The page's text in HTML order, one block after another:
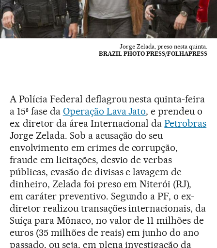
Jorge Zelada, preso nesta quinta.
BRAZIL PHOTO PRESS/FOLHAPRESS
A Polícia Federal deflagrou nesta quinta-feira
a 15ª fase da Operação Lava Jato, e prendeu o
ex-diretor da área Internacional daPetrobras
Jorge Zelada. Sob a acusação do seu
envolvimento em crimes de corrupção,
fraude em licitações, desvio de verbas
públicas, evasão de divisas e lavagem de
dinheiro, Zelada foi preso em Niterói (RJ),
em caráter preventivo. Segundo a PF, o ex-
diretor realizou transações internacionais, da
Suíça para Mônaco, no valor de 11 milhões de
euros (35 milhões de reais) em junho do ano
passado, ou seja, em plena investigação da